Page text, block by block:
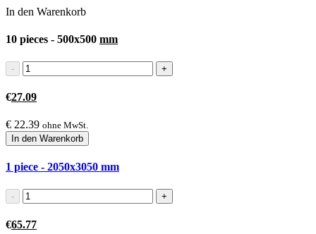
In den Warenkorb
10 pieces - 500x500 mm
€27.09
€ 22.39 ohne MwSt.
In den Warenkorb
1 piece - 2050x3050 mm
€65.77